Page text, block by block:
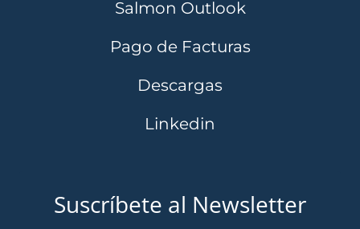
Salmon Outlook
Pago de Facturas
Descargas
Linkedin
Suscríbete al Newsletter